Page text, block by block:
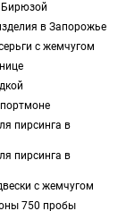
с
в Запорожье
с жемчугом
пирсинга в
пирсинга в
с жемчугом
750 пробы